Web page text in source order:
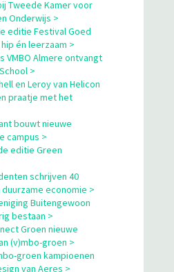
Tweede Kamer voor
Onderwijs >
editie Festival Goed
én leerzaam >
VMBO Almere ontvangt
>
en Leroy van Helicon
praatje met het
bouwt nieuwe
campus >
editie Green
schrijven 40
economie >
Buitengewoon
bestaan >
Groen nieuwe
(v)mbo-groen >
groen kampioenen
van Aeres >